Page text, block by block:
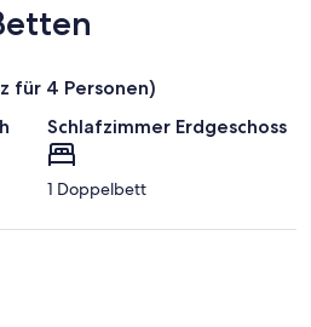
für 4 Personen)
Schlafzimmer Erdgeschoss
1 Doppelbett